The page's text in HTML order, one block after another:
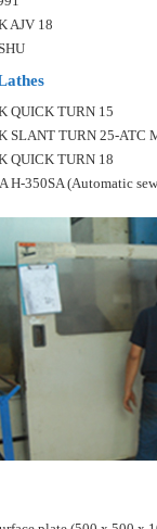
AJV 18
QUICK TURN 15
SLANT TURN 25-ATC
QUICK TURN 18
H-350SA (Automatic